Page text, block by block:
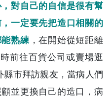
對自己的自信是很有幫
一定要先把造口相關的
熟練 ，在開始從短距離
前往百貨公司或賣場逛
市拜訪親友，當病人們
並更換自己的造口，病